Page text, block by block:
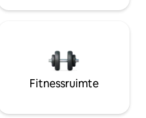
Fitnessruimte